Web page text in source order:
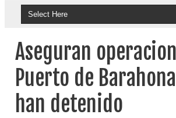
Aseguran
Puerto de
han detenido